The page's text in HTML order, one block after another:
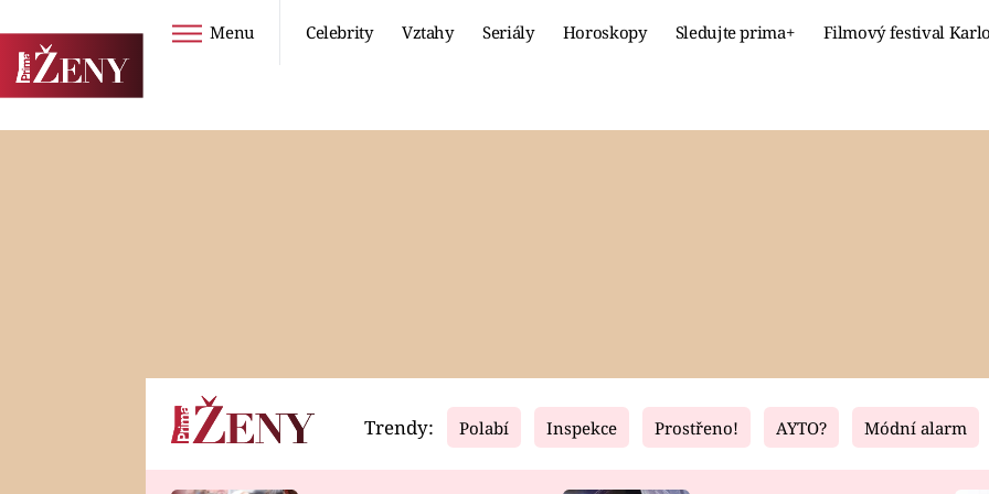
Menu Celebrity Vztahy Seriály Horoskopy Sledujte prima+ Filmový festival
Horoskopy Video Fresh Living
Trendy: Polabí Inspekce Prostřeno! AYTO? Módní alarm